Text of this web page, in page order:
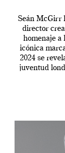
Seán McGirr
director
homenaje a
icónica
2024 se
juventud